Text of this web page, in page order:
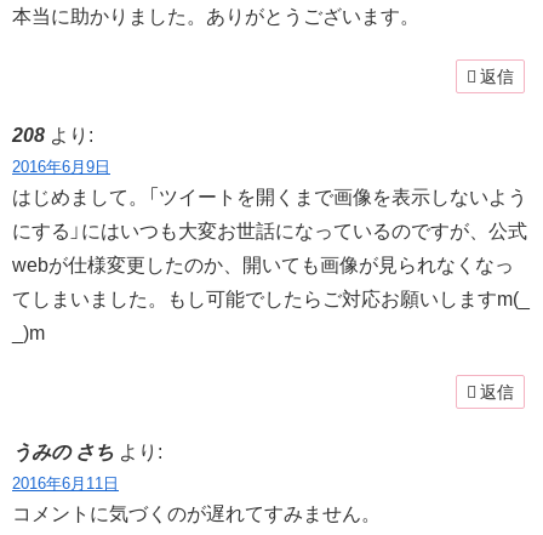
本当に助かりました。ありがとうございます。
返信
208 より:
2016年6月9日
はじめまして。「ツイートを開くまで画像を表示しないよう
にする」にはいつも大変お世話になっているのですが、公式
webが仕様変更したのか、開いても画像が見られなくなっ
てしまいました。もし可能でしたらご対応お願いしますm(_
_)m
返信
うみの さち より:
2016年6月11日
コメントに気づくのが遅れてすみません。